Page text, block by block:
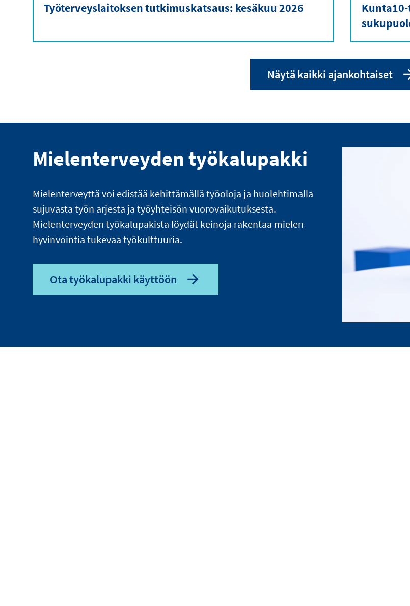
Työterveyslaitoksen tutkimuskatsaus: kesäkuu 2026
Näytä kaikki ajankohtaiset
Mielenterveyden työkalupakki
Mielenterveyttä voi edistää kehittämällä työoloja ja huolehtimalla
sujuvasta työn arjesta ja työyhteisön vuorovaikutuksesta.
Mielenterveyden työkalupakista löydät keinoja rakentaa mielen
hyvinvointia tukevaa työkulttuuria.
Ota työkalupakki käyttöön